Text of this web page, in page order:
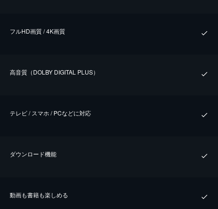
フルHD画質 / 4K画質
⾼⾳質（DOLBY DIGITAL PLUS）
テレビ / スマホ / PCなどに対応
ダウンロード機能
動画も書籍も楽しめる